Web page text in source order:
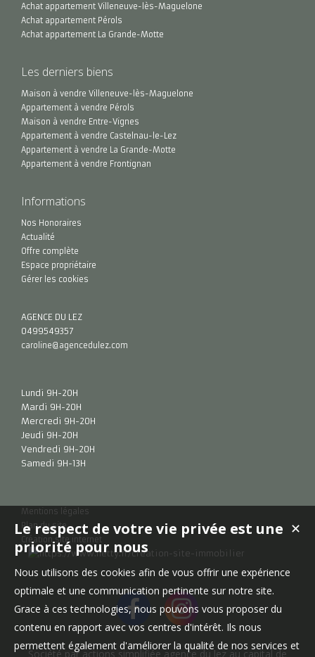
Achat appartement Villeneuve-lès-Maguelone
Achat appartement Pérols
Achat appartement La Grande-Motte
Les derniers biens
Maison à vendre Villeneuve-lès-Maguelone
Appartement à vendre Pérols
Maison à vendre Entre-Vignes
Appartement à vendre Castelnau-le-Lez
Appartement à vendre La Grande-Motte
Appartement à vendre Frontignan
Informations
Nos Honoraires
Actualité
Offre complète
Espace propriétaire
Gérer les cookies
AGENCE DU LEZ
0499549357
caroline@agencedulez.com
Lundi 9H-20H
Mardi 9H-20H
Mercredi 9H-20H
Jeudi 9H-20H
Vendredi 9H-20H
Samedi 9H-13H
Mentions légales
Plan du site
Création site internet
Société par actions simplifiée agence du lez au capital de
✕
Le respect de votre vie privée est une
priorité pour nous
Nous utilisons des cookies afin de vous offrir une expérience
optimale et une communication pertinente sur notre site.
Grace à ces technologies, nous pouvons vous proposer du
contenu en rapport avec vos centres d'intérêt. Ils nous
permettent également d'améliorer la qualité de nos services et